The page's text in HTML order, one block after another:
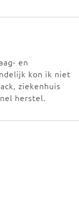
en
kon ik niet
ziekenhuis
herstel.